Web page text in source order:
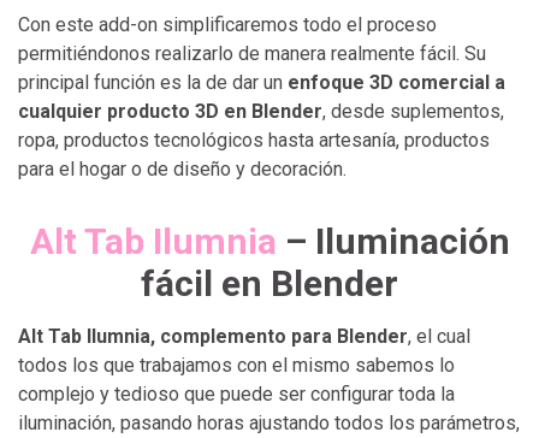
Con este add-on simplificaremos todo el proceso
permitiéndonos realizarlo de manera realmente fácil. Su
principal función es la de dar un enfoque 3D comercial a
cualquier producto 3D en Blender, desde suplementos,
ropa, productos tecnológicos hasta artesanía, productos
para el hogar o de diseño y decoración.
Alt Tab Ilumnia – Iluminación
fácil en Blender
Alt Tab Ilumnia, complemento para Blender, el cual
todos los que trabajamos con el mismo sabemos lo
complejo y tedioso que puede ser configurar toda la
iluminación, pasando horas ajustando todos los parámetros,